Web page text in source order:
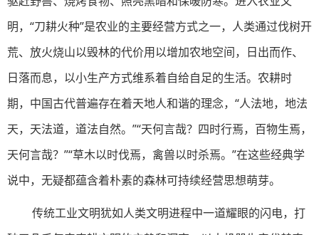
明，“刀耕火种”是农业的主要经营方式之一，人类通过伐树开
荒、放火烧山以毁林的代价用以增加农地空间，日出而作、
日落而息，以小生产方式维系着自给自足的生活。农耕时
期，中国古代普遍存在着天地人和谐的理念，“人法地，地法
天，天法道，道法自然。”“天何言哉？四时行焉，百物生焉，
天何言哉？”“草木以时伐焉，禽兽以时杀焉。”在这些经典学
说中，无疑都蕴含着朴素的森林可持续经营思想萌芽。
传统工业文明犹如人类文明进程中一道耀眼的闪电，打